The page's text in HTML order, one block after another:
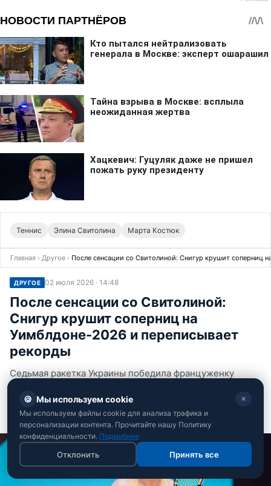
Теннис Элина Свитолина Марта Костюк
Главная › Другое › После сенсации со Свитолиной: Снигур крушит соперниц
ДРУГОЕ 02 июля 2026 · 14:48
После сенсации со Свитолиной:
Снигур крушит соперниц на
Уимблдоне-2026 и переписывает
рекорды
Седьмая ракетка Украины победила француженку
Жанжан
Андрей Костенко
Редактор спортивного отдела РБК-Украина
🍪 Мы используем cookie ✕
Мы используем файлы cookie для анализа трафика и
персонализации контента. Прочитайте нашу Политику
конфиденциальности. Подробнее
Отклонить Принять все